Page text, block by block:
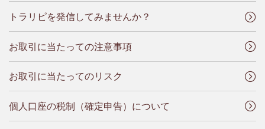
トラリピを発信してみませんか？
お取引に当たっての注意事項
お取引に当たってのリスク
個人口座の税制（確定申告）について